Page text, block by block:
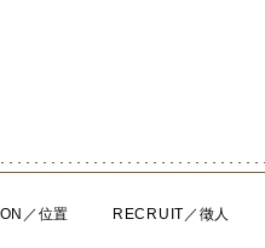
／位置 RECRUIT／徵人